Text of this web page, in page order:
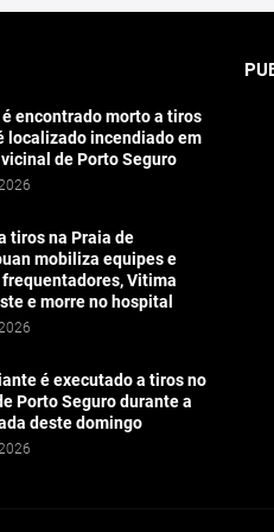
encontrado morto a tiros
localizado incendiado em
de Porto Seguro
tiros na Praia de
mobiliza equipes e
Vitima
e morre no hospital
é executado a tiros no
Porto Seguro durante a
deste domingo